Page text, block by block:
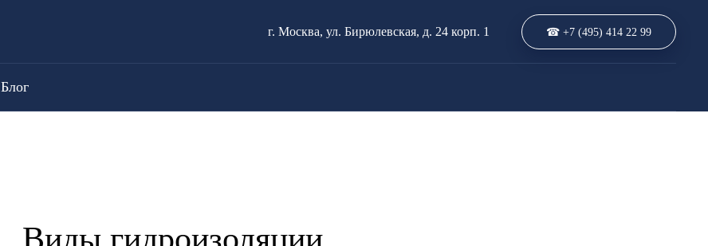
г. Москва, ул. Бирюлевская, д. 24 корп. 1 ☎ +7 (495) 414 22 99
Блог